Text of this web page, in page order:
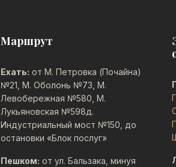
Маршрут
Ехать: от М. Петровка (Почайна)
№21, М. Оболонь №73, М.
Левобережная №580, М.
Лукьяновская №598д.
Индустриальный мост №150, до
остановки «Блок послуг»
Пешком: от ул. Бальзака, минуя